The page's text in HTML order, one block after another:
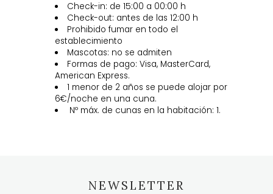
Check-in: de 15:00 a 00:00 h
Check-out: antes de las 12:00 h
Prohibido fumar en todo el
establecimiento
Mascotas: no se admiten
Formas de pago: Visa, MasterCard,
American Express.
1 menor de 2 años se puede alojar por
6€/noche en una cuna.
Nº máx. de cunas en la habitación: 1.
NEWSLETTER